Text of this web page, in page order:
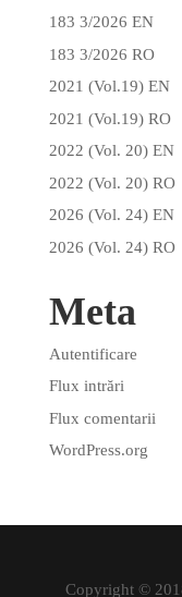
183 3/2026 EN
183 3/2026 RO
2021 (Vol.19) EN
2021 (Vol.19) RO
2022 (Vol. 20) EN
2022 (Vol. 20) RO
2026 (Vol. 24) EN
2026 (Vol. 24) RO
Meta
Autentificare
Flux intrări
Flux comentarii
WordPress.org
Copyright ©